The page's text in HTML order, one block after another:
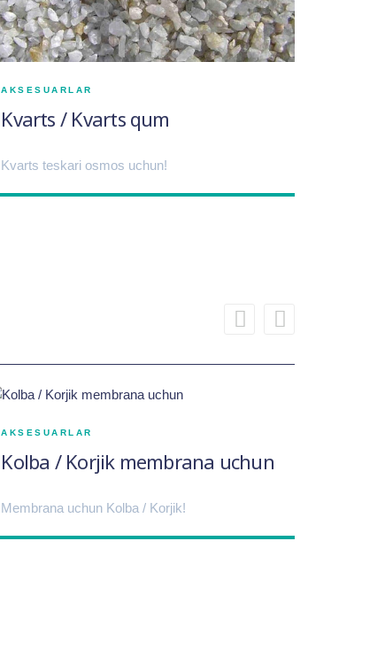
AKSESUARLAR
Kvarts / Kvarts qum
Kvarts teskari osmos uchun!
AKSESUARLAR
Kolba / Korjik membrana uchun
Membrana uchun Kolba / Korjik!